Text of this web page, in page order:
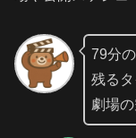
79分
残るタ
劇場